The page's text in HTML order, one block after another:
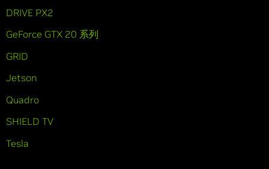
DRIVE PX2
GeForce GTX 20 系列
GRID
Jetson
Quadro
SHIELD TV
Tesla